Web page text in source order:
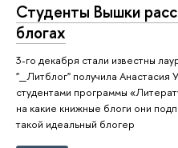
Студенты Вышки
блогах
3-го декабря стали известны
"_Литблог" получила Анастасия
студентами программы
на какие книжные блоги они
такой идеальный блогер